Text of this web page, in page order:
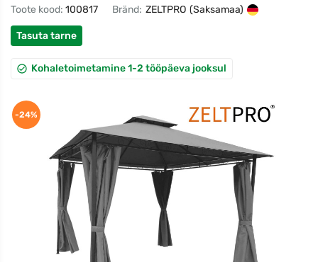
Toote kood: 100817 Bränd: ZELTPRO (Saksamaa)
Tasuta tarne
Kohaletoimetamine 1-2 tööpäeva jooksul
-24%